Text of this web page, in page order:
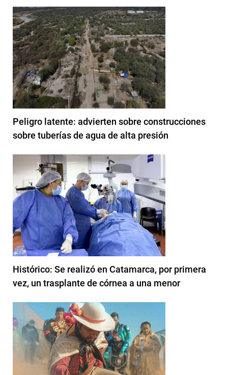
Peligro latente: advierten sobre construcciones
sobre tuberías de agua de alta presión
Histórico: Se realizó en Catamarca, por primera
vez, un trasplante de córnea a una menor